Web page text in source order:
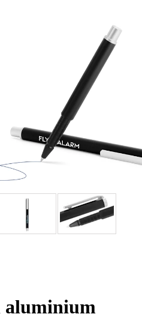
aluminium